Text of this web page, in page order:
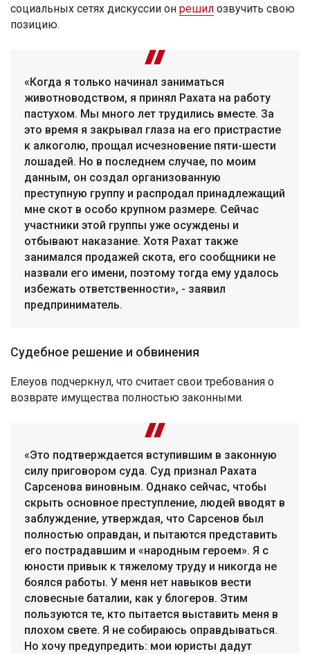
социальных сетях дискуссии он решил озвучить свою
позицию.
«Когда я только начинал заниматься
животноводством, я принял Рахата на работу
пастухом. Мы много лет трудились вместе. За
это время я закрывал глаза на его пристрастие
к алкоголю, прощал исчезновение пяти-шести
лошадей. Но в последнем случае, по моим
данным, он создал организованную
преступную группу и распродал принадлежащий
мне скот в особо крупном размере. Сейчас
участники этой группы уже осуждены и
отбывают наказание. Хотя Рахат также
занимался продажей скота, его сообщники не
назвали его имени, поэтому тогда ему удалось
избежать ответственности», - заявил
предприниматель.
Судебное решение и обвинения
Елеуов подчеркнул, что считает свои требования о
возврате имущества полностью законными.
«Это подтверждается вступившим в законную
силу приговором суда. Суд признал Рахата
Сарсенова виновным. Однако сейчас, чтобы
скрыть основное преступление, людей вводят в
заблуждение, утверждая, что Сарсенов был
полностью оправдан, и пытаются представить
его пострадавшим и «народным героем». Я с
юности привык к тяжелому труду и никогда не
боялся работы. У меня нет навыков вести
словесные баталии, как у блогеров. Этим
пользуются те, кто пытается выставить меня в
плохом свете. Я не собираюсь оправдываться.
Но хочу предупредить: мои юристы дадут